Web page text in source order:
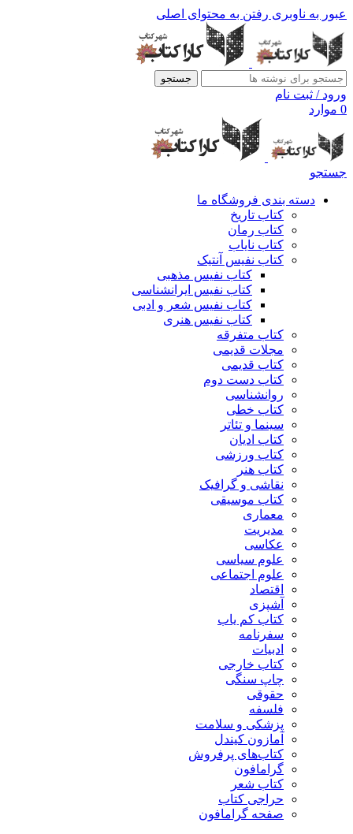
عبور به ناوبری رفتن به محتوای اصلی
جستجو
ورود / ثبت نام
0 موارد
جستجو
دسته بندی فروشگاه ما
کتاب تاریخ
کتاب رمان
کتاب نایاب
کتاب نفیس آنتیک
کتاب نفیس مذهبی
کتاب نفیس ایرانشناسی
کتاب نفیس شعر و ادبی
کتاب نفیس هنری
کتاب متفرقه
مجلات قدیمی
کتاب قدیمی
کتاب دست دوم
روانشناسی
کتاب خطی
سینما و تئاتر
کتاب ادیان
کتاب ورزشی
کتاب هنر
نقاشی و گرافیک
کتاب موسیقی
معماری
مدیریت
عکاسی
علوم سیاسی
علوم اجتماعی
اقتصاد
آشپزی
کتاب کم یاب
سفرنامه
ادبیات
کتاب خارجی
چاپ سنگی
حقوقی
فلسفه
پزشکی و سلامت
آمازون کیندل
کتاب‌های پرفروش
گرامافون
کتاب شعر
حراجی کتاب
صفحه گرامافون